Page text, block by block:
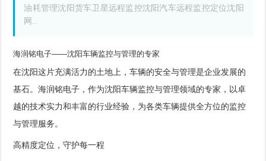
油耗管理沈阳货车卫星远程监控沈阳汽车远程监控定位沈阳
网...
海润铭电子——沈阳车辆监控与管理的专家
在沈阳这片充满活力的土地上，车辆的安全与管理是企业发展的
基石。海润铭电子，作为沈阳车辆监控与管理领域的专家，以卓
越的技术实力和丰富的行业经验，为各类车辆提供全方位的监控
与管理服务。
高精度定位，守护每一程